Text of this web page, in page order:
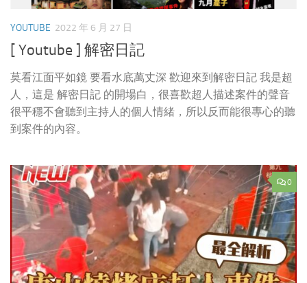
YOUTUBE 2022 年 6 月 27 日
[ Youtube ] 解密日記
莫看江面平如鏡 要看水底萬丈深 歡迎來到解密日記 我是超
人，這是 解密日記 的開場白，很喜歡超人描述案件的聲音
很平穩不會聽到主持人的個人情緒，所以反而能很專心的聽
到案件的內容。
0